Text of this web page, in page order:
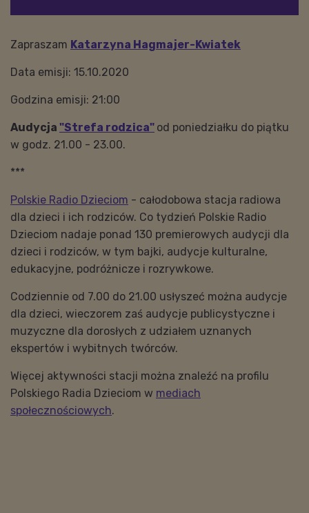
Zapraszam Katarzyna Hagmajer-Kwiatek
Data emisji: 15.10.2020
Godzina emisji: 21:00
Audycja "Strefa rodzica" od poniedziałku do piątku
w godz. 21.00 - 23.00.
***
Polskie Radio Dzieciom - całodobowa stacja radiowa
dla dzieci i ich rodziców. Co tydzień Polskie Radio
Dzieciom nadaje ponad 130 premierowych audycji dla
dzieci i rodziców, w tym bajki, audycje kulturalne,
edukacyjne, podróżnicze i rozrywkowe.
Codziennie od 7.00 do 21.00 usłyszeć można audycje
dla dzieci, wieczorem zaś audycje publicystyczne i
muzyczne dla dorosłych z udziałem uznanych
ekspertów i wybitnych twórców.
Więcej aktywności stacji można znaleźć na profilu
Polskiego Radia Dzieciom w mediach
społecznościowych.